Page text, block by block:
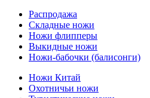
Распродажа
Складные ножи
Ножи флипперы
Выкидные ножи
Ножи-бабочки (балисонги)
Ножи Китай
Охотничьи ножи